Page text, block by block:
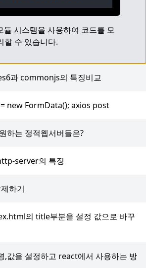
듈 시스템을 사용하여 코드를 모
할 수 있습니다.
과 commonjs의 특징비교
new FormData(); axios post
하는 정적웹서버들은?
server의 특징
하기
의 title부분을 설정 값으로 바꾸
,값을 설정하고 react에서 사용하는 방